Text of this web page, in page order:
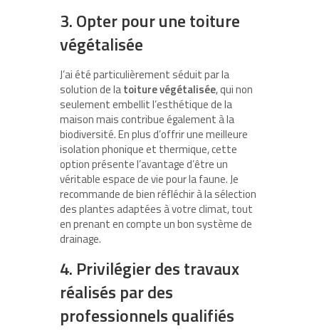
3. Opter pour une toiture
végétalisée
J’ai été particulièrement séduit par la
solution de latoiture végétalisée, qui non
seulement embellit l’esthétique de la
maison mais contribue également à la
biodiversité. En plus d’offrir une meilleure
isolation phonique et thermique, cette
option présente l’avantage d’être un
véritable espace de vie pour la faune. Je
recommande de bien réfléchir à la sélection
des plantes adaptées à votre climat, tout
en prenant en compte un bon système de
drainage.
4. Privilégier des travaux
réalisés par des
professionnels qualifiés